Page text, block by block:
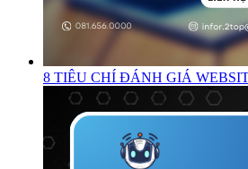
8 TIÊU CHÍ ĐÁNH GIÁ